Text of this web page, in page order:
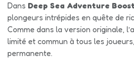
Dans Deep Sea Adventure Boost
plongeurs intrépides en quête de
Comme dans la version originale,
limité et commun à tous les
permanente.